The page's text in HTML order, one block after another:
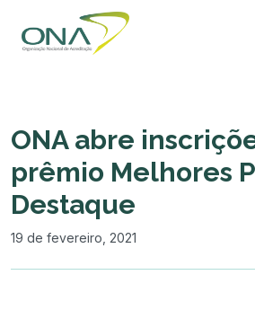
ONA abre
prêmio Melhores
Destaque
19 de fevereiro, 2021